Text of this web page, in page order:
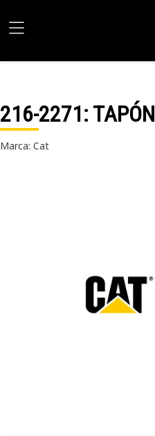
216-2271: TAPÓN
Marca: Cat